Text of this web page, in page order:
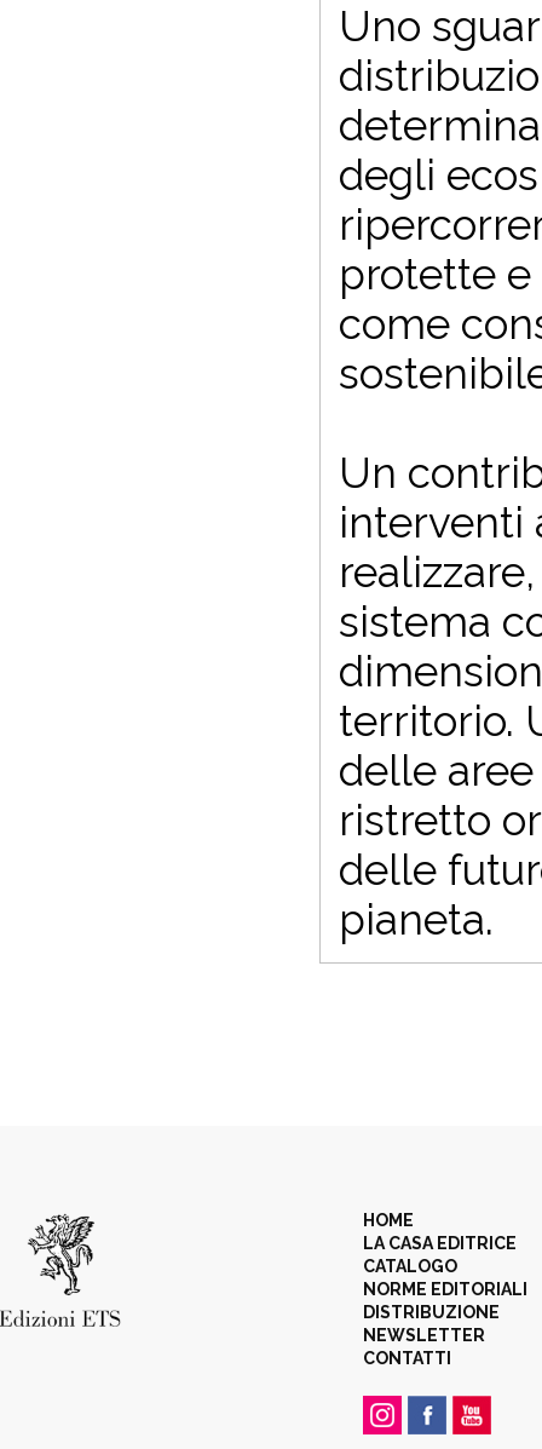
Uno
degli
protette
come
Un
interventi
sistema
territorio.
delle
ristretto
delle
pianeta.
HOME
LA CASA EDITRICE
CATALOGO
NORME EDITORIALI
DISTRIBUZIONE
NEWSLETTER
CONTATTI